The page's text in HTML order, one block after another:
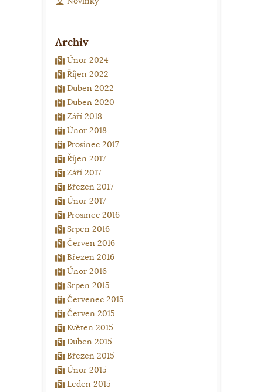
Archiv
Únor 2024
Říjen 2022
Duben 2022
Duben 2020
Září 2018
Únor 2018
Prosinec 2017
Říjen 2017
Září 2017
Březen 2017
Únor 2017
Prosinec 2016
Srpen 2016
Červen 2016
Březen 2016
Únor 2016
Srpen 2015
Červenec 2015
Červen 2015
Květen 2015
Duben 2015
Březen 2015
Únor 2015
Leden 2015